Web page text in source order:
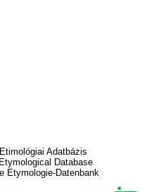
Adatbázis
Database
Etymologie-Datenbank